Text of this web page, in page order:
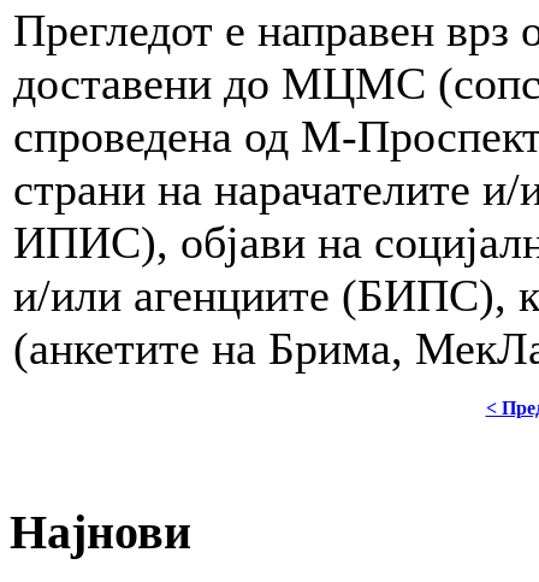
Прегледот е направен
доставени до МЦМС
спроведена од М-
страни на нарачателите
ИПИС), објави на
и/или агенциите (БИПС),
(анкетите на Брима,
<
Најнови